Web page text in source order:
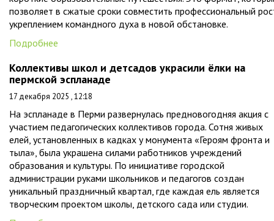
позволяет в сжатые сроки совместить профессиональный
укреплением командного духа в новой обстановке.
Подробнее
Коллективы школ и детсадов украсили ёлки на
пермской эспланаде
17 декабря 2025 , 12:18
На эспланаде в Перми развернулась предновогодняя акция с
участием педагогических коллективов города. Сотня живых
елей, установленных в кадках у монумента «Героям фронта и
тыла», была украшена силами работников учреждений
образования и культуры. По инициативе городской
администрации руками школьников и педагогов создан
уникальный праздничный квартал, где каждая ель является
творческим проектом школы, детского сада или студии.